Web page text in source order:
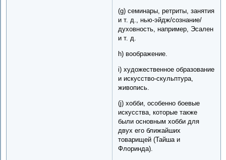
(g) семинары, ретриты, занятия
и т. д., нью-эйдж/сознание/
духовность, например, Эсален
и т. д.
h) воображение.
i) художественное образование
и искусство-скульптура,
живопись.
(j) хобби, особенно боевые
искусства, которые также
были основным хобби для
двух его ближайших
товарищей (Тайша и
Флоринда).